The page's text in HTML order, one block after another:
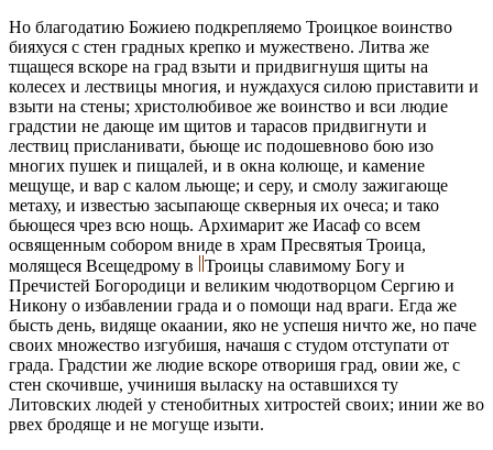
Но благодатию Божиею подкрeпляемо Троицкое воинство
бияхуся с стeн градных крeпко и мужествено. Литва же
тщащеся вскорe на град взыти и придвигнушя щиты на
колесeх и лeствицы многия, и нуждахуся силою приставити и
взыти на стeны; христолюбивое же воинство и вси людие
градстии не дающе им щитов и тарасов придвигнути и
лeствиц присланивати, бьюще ис подошевново бою изо
многих пушек и пищалей, и в окна колюще, и камение
мещуще, и вар с калом льюще; и сeру, и смолу зажигающе
метаху, и известью засыпающе скверныя их очеса; и тако
бьющеся чрез всю нощь. Архимарит же Иасаф со всeм
освященным собором вниде в храм Пресвятыя Троица,
молящеся Всещедрому в
Троицы славимому Богу и
Пречистей Богородици и великим чюдотворцом Сергию и
Никону о избавлении града и о помощи над враги. Егда же
бысть день, видяще окаании, яко не успeшя ничто же, но паче
своих множество изгубишя, начашя с студом отступати от
града. Градстии же людие вскорe отворишя град, овии же, с
стeн скочивше, учинишя выласку на оставшихся ту
Литовских людей у стeнобитных хитростей своих; инии же во
рвeх бродяще и не могуще изыти.